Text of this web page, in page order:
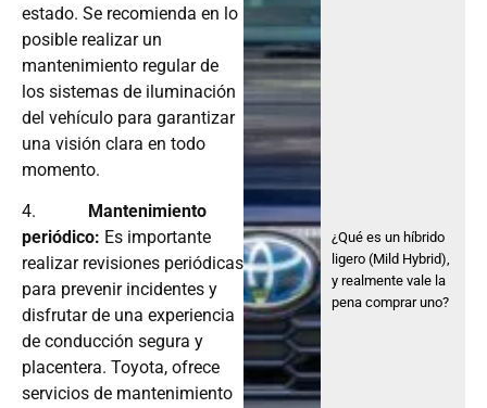
estado. Se recomienda en lo
posible realizar un
mantenimiento regular de
los sistemas de iluminación
del vehículo para garantizar
una visión clara en todo
momento.
4.
Mantenimiento
periódico: Es importante
realizar revisiones periódicas
para prevenir incidentes y
disfrutar de una experiencia
de conducción segura y
placentera. Toyota, ofrece
servicios de mantenimiento
¿Qué es un híbrido
ligero (Mild Hybrid),
y realmente vale la
pena comprar uno?